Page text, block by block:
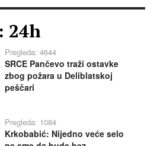
24h
Pregleda: 4644
SRCE Pančevo traži ostavke
zbog požara u Deliblatskoj
peščari
Pregleda: 1084
Krkobabić: Nijedno veće selo